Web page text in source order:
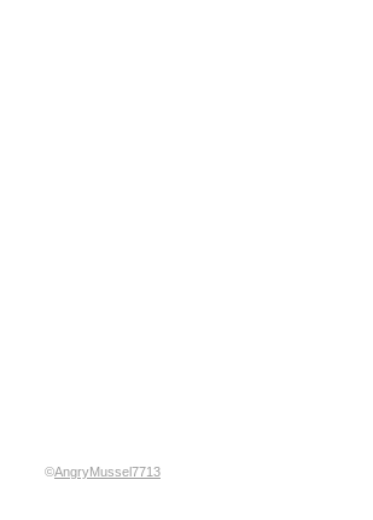
©AngryMussel7713